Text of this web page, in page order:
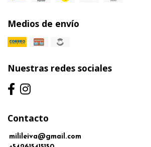
Medios de envío
Nuestras redes sociales
Contacto
milileiva@gmail.com